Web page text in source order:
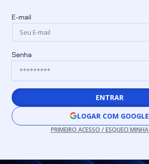
E-mail
Senha
ENTRAR
LOGAR COM GOOGLE
PRIMEIRO ACESSO / ESQUECI